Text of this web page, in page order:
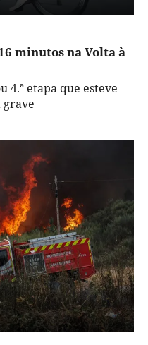
minutos na Volta à
4.ª etapa que esteve
grave